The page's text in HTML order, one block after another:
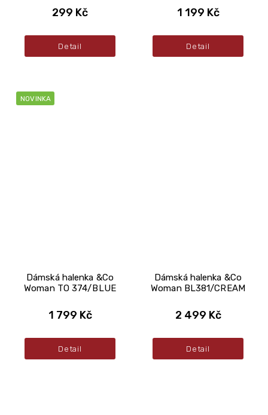
299 Kč
Detail
1 199 Kč
Detail
NOVINKA
Dámská halenka &Co
Woman TO 374/BLUE
1 799 Kč
Detail
Dámská halenka &Co
Woman BL381/CREAM
2 499 Kč
Detail